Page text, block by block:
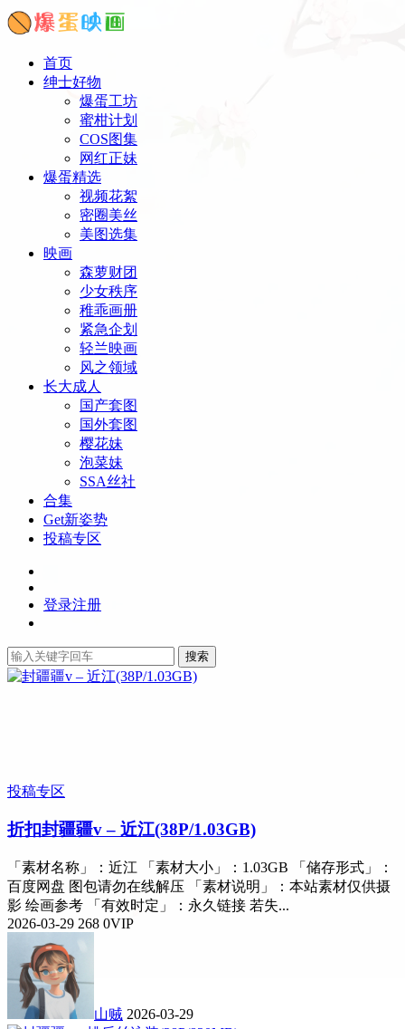
首页
绅士好物
爆蛋工坊
蜜柑计划
COS图集
网红正妹
爆蛋精选
视频花絮
密圈美丝
美图选集
映画
森萝财团
少女秩序
稚乖画册
紧急企划
轻兰映画
风之领域
长大成人
国产套图
国外套图
樱花妹
泡菜妹
SSA丝社
合集
Get新姿势
投稿专区
登录注册
搜索
投稿专区
折扣封疆疆v – 近江(38P/1.03GB)
「素材名称」：近江 「素材大小」：1.03GB 「储存形式」：
百度网盘 图包请勿在线解压 「素材说明」：本站素材仅供摄
影 绘画参考 「有效时定」：永久链接 若失...
2026-03-29 268 0VIP
山贼 2026-03-29